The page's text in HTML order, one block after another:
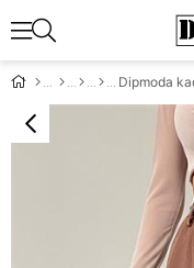
Dipmoda